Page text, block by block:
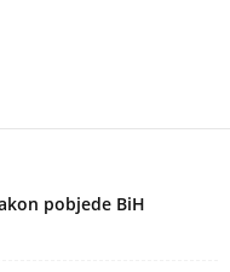
pobjede BiH